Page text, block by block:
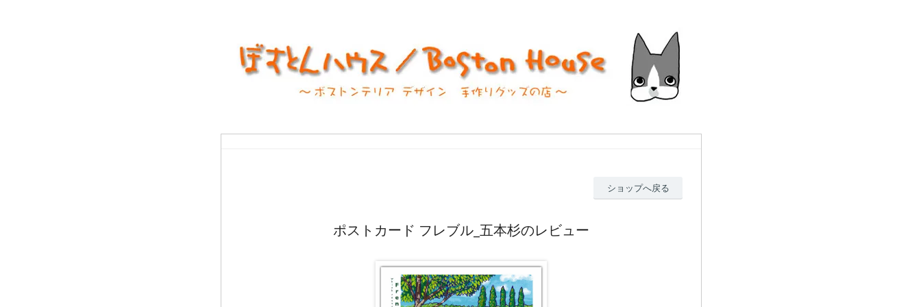
ショップへ戻る
ポストカード フレブル_五本杉のレビュー